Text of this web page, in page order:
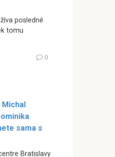
posledné
tomu
0
sama s
Bratislavy